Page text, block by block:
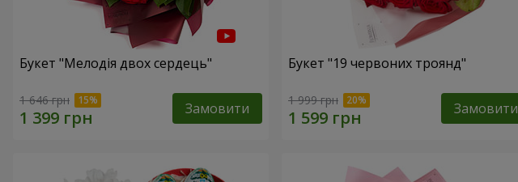
Букет "Мелодія двох сердець"
1 646 грн Замовити
Букет "19 червоних троянд"
1 999 грн Замовити